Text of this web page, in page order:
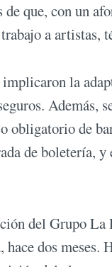
de que, con un
a artistas,
la
obligatorio de
de boletería,
del Grupo La
dos meses.